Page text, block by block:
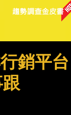
趨勢調查金皮書
銷平台